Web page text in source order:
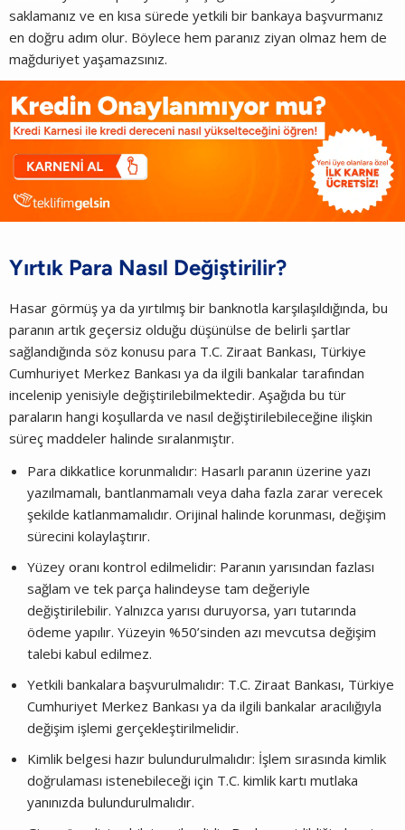
saklamanız ve en kısa sürede yetkili bir bankaya başvurmanız
en doğru adım olur. Böylece hem paranız ziyan olmaz hem de
mağduriyet yaşamazsınız.
Yırtık Para Nasıl Değiştirilir?
Hasar görmüş ya da yırtılmış bir banknotla karşılaşıldığında, bu
paranın artık geçersiz olduğu düşünülse de belirli şartlar
sağlandığında söz konusu para T.C. Ziraat Bankası, Türkiye
Cumhuriyet Merkez Bankası ya da ilgili bankalar tarafından
incelenip yenisiyle değiştirilebilmektedir. Aşağıda bu tür
paraların hangi koşullarda ve nasıl değiştirilebileceğine ilişkin
süreç maddeler halinde sıralanmıştır.
Para dikkatlice korunmalıdır: Hasarlı paranın üzerine yazı
yazılmamalı, bantlanmamalı veya daha fazla zarar verecek
şekilde katlanmamalıdır. Orijinal halinde korunması, değişim
sürecini kolaylaştırır.
Yüzey oranı kontrol edilmelidir: Paranın yarısından fazlası
sağlam ve tek parça halindeyse tam değeriyle
değiştirilebilir. Yalnızca yarısı duruyorsa, yarı tutarında
ödeme yapılır. Yüzeyin %50’sinden azı mevcutsa değişim
talebi kabul edilmez.
Yetkili bankalara başvurulmalıdır: T.C. Ziraat Bankası, Türkiye
Cumhuriyet Merkez Bankası ya da ilgili bankalar aracılığıyla
değişim işlemi gerçekleştirilmelidir.
Kimlik belgesi hazır bulundurulmalıdır: İşlem sırasında kimlik
doğrulaması istenebileceği için T.C. kimlik kartı mutlaka
yanınızda bulundurulmalıdır.